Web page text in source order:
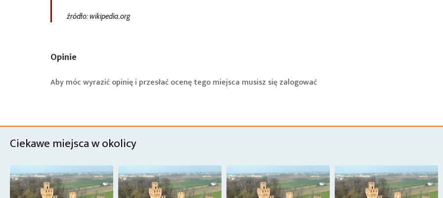
źródło: wikipedia.org
Opinie
Aby móc wyrazić opinię i przesłać ocenę tego miejsca musisz sięzalogować
Ciekawe miejsca w okolicy